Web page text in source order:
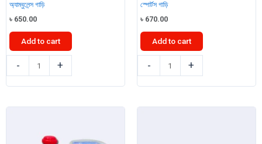
অ্যাম্বুলেন্স গাড়ি
৳ 650.00
Add to cart
-
গাড়ি
quantity
+
স্পোর্টস গাড়ি
৳ 670.00
Add to cart
-
গাড়ি
quantity
+